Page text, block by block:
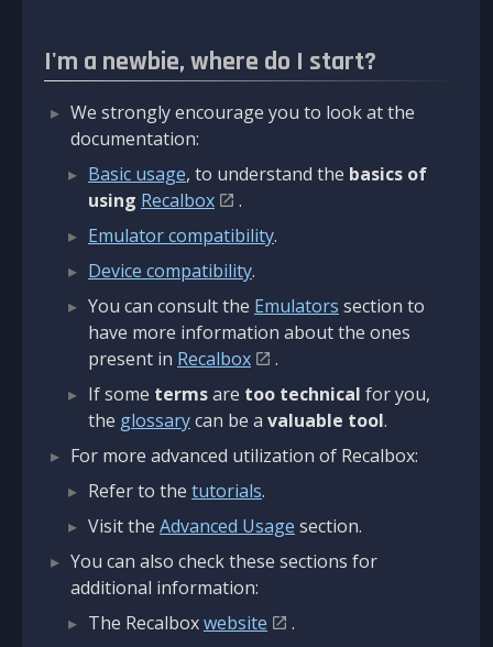
I'm a newbie, where do I start?
We strongly encourage you to look at the
documentation:
Basic usage, to understand the basics of
using Recalbox
.
Emulator compatibility.
Device compatibility.
You can consult the Emulators section to
have more information about the ones
present in Recalbox
.
If some termsare too technical for you,
the glossarycan be a valuable tool.
For more advanced utilization of Recalbox:
Refer to the tutorials.
Visit the Advanced Usage section.
You can also check these sections for
additional information:
The Recalboxwebsite
.